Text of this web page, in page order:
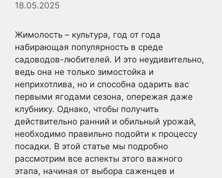
18.05.2025
Жимолость – культура, год от года
набирающая популярность в среде
садоводов-любителей. И это неудивительно,
ведь она не только зимостойка и
неприхотлива, но и способна одарить вас
первыми ягодами сезона, опережая даже
клубнику. Однако, чтобы получить
действительно ранний и обильный урожай,
необходимо правильно подойти к процессу
посадки. В этой статье мы подробно
рассмотрим все аспекты этого важного
этапа, начиная от выбора саженцев и